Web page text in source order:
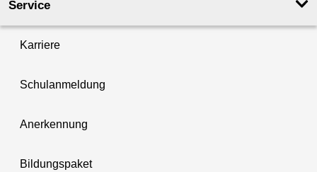
Service
Karriere
Schulanmeldung
Anerkennung
Bildungspaket